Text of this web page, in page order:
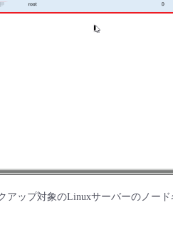
アップ対象のLinuxサーバーのノー